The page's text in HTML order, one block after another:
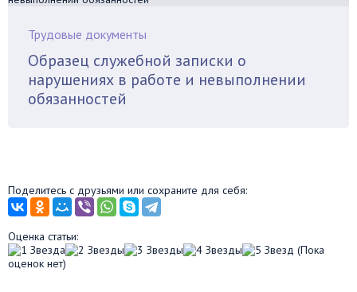
Трудовые документы
Образец служебной записки о
нарушениях в работе и невыполнении
обязанностей
Поделитесь с друзьями или сохраните для себя:
Оценка статьи:
(Пока
оценок нет)